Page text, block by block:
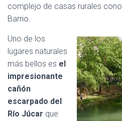
complejo de casas rurales
Barrio.
Uno de los
lugares naturales
más bellos es el
impresionante
cañón
escarpado del
Río Júcar que